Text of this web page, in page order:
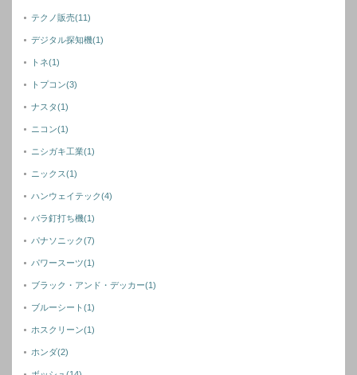
テクノ販売(11)
デジタル探知機(1)
トネ(1)
トプコン(3)
ナスタ(1)
ニコン(1)
ニシガキ工業(1)
ニックス(1)
ハンウェイテック(4)
バラ釘打ち機(1)
パナソニック(7)
パワースーツ(1)
ブラック・アンド・デッカー(1)
ブルーシート(1)
ホスクリーン(1)
ホンダ(2)